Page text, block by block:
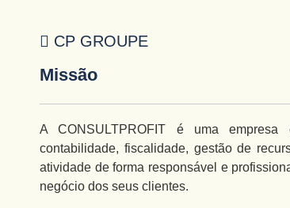
CP GROUPE
Missão
A CONSULTPROFIT é uma
contabilidade, fiscalidade, gestão de
atividade de forma responsável e
negócio dos seus clientes.